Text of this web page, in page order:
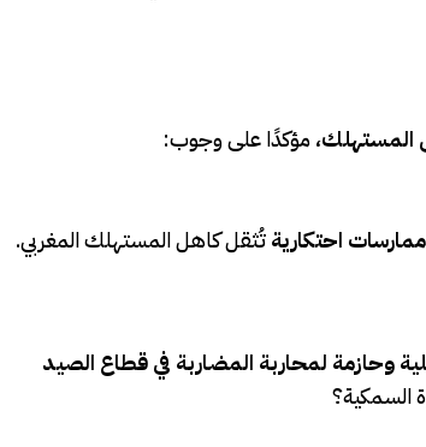
المستهلك، مؤكدًا على وجوب:
احتكاريةتُثقل كاهل المستهلك المغربي.
وحازمة لمحاربة المضاربة في قطاع الصيد
السمكية؟